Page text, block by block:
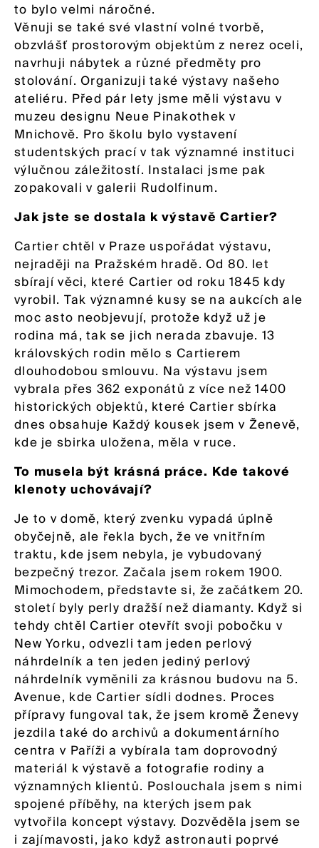
to bylo velmi náročné.
Věnuji se také své vlastní volné tvorbě,
obzvlášť prostorovým objektům z nerez oceli,
navrhuji nábytek a různé předměty pro
stolování. Organizuji také výstavy našeho
ateliéru. Před pár lety jsme měli výstavu v
muzeu designu Neue Pinakothek v
Mnichově. Pro školu bylo vystavení
studentských prací v tak významné instituci
výlučnou záležitostí. Instalaci jsme pak
zopakovali v galerii Rudolfinum.
Jak jste se dostala k výstavě Cartier?
Cartier chtěl v Praze uspořádat výstavu,
nejraději na Pražském hradě. Od 80. let
sbírají věci, které Cartier od roku 1845 kdy
vyrobil. Tak významné kusy se na aukcích ale
moc asto neobjevují, protože když už je
rodina má, tak se jich nerada zbavuje. 13
královských rodin mělo s Cartierem
dlouhodobou smlouvu. Na výstavu jsem
vybrala přes 362 exponátů z více než 1400
historických objektů, které Cartier sbírka
dnes obsahuje Každý kousek jsem v Ženevě,
kde je sbirka uložena, měla v ruce.
To musela být krásná práce. Kde takové
klenoty uchovávají?
Je to v domě, který zvenku vypadá úplně
obyčejně, ale řekla bych, že ve vnitřním
traktu, kde jsem nebyla, je vybudovaný
bezpečný trezor. Začala jsem rokem 1900.
Mimochodem, představte si, že začátkem 20.
století byly perly dražší než diamanty. Když si
tehdy chtěl Cartier otevřít svoji pobočku v
New Yorku, odvezli tam jeden perlový
náhrdelník a ten jeden jediný perlový
náhrdelník vyměnili za krásnou budovu na 5.
Avenue, kde Cartier sídli dodnes. Proces
přípravy fungoval tak, že jsem kromě Ženevy
jezdila také do archivů a dokumentárního
centra v Paříži a vybírala tam doprovodný
materiál k výstavě a fotografie rodiny a
významných klientů. Poslouchala jsem s nimi
spojené příběhy, na kterých jsem pak
vytvořila koncept výstavy. Dozvěděla jsem se
i zajímavosti, jako když astronauti poprvé